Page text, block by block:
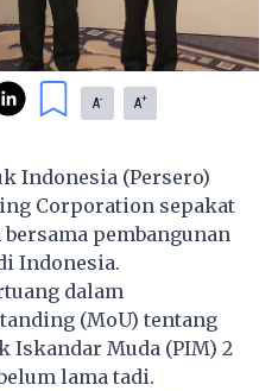
A- A+
Indonesia (Persero)
Corporation sepakat
pembangunan
Indonesia.
dalam
(MoU) tentang
Iskandar Muda (PIM) 2
lama tadi.